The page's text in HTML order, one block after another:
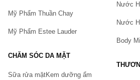
25ml của
Prospan Đức
100ml cho trẻ từ 1
Viên uống Anaferon chính hãng của
cho trẻ
Siro Prospan Đức Dạng Gói
Siro chó mèo Paburon S cho bé từ 3
Mỹ Phẩm Thuần Chay
Mỹ Phẩm Estee Lauder
CHĂM SÓC DA MẶT
Sữa rửa mặtKem dưỡng ẩm
Nước
Nước
Body